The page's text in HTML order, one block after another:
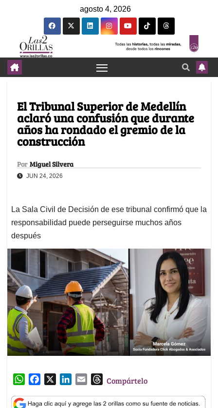
agosto 4, 2026
El Tribunal Superior de Medellín
aclaró una confusión que durante
años ha rondado el gremio de la
construcción
Por Miguel Silvera
JUN 24, 2026
La Sala Civil de Decisión de ese tribunal confirmó que la
responsabilidad puede perseguirse muchos años
después
W
a
c
n
a
T
r
Compártelo